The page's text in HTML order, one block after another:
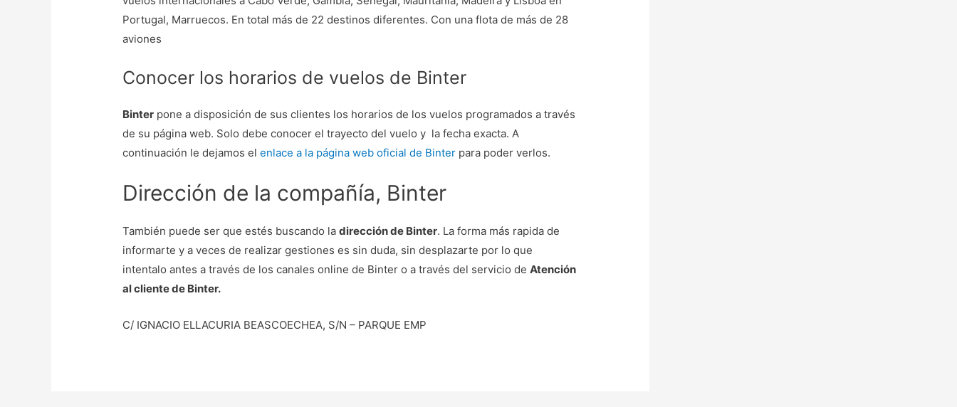
Portugal, Marruecos. En total más de 22 destinos diferentes. Con una flota de más de 28
aviones
Conocer los horarios de vuelos de Binter
Binter pone a disposición de sus clientes los horarios de los vuelos programados a través
de su página web. Solo debe conocer el trayecto del vuelo y la fecha exacta. A
continuación le dejamos elenlace a la página web oficial de Binter para poder verlos.
Dirección de la compañía, Binter
También puede ser que estés buscando ladirección de Binter. La forma más rapida de
informarte y a veces de realizar gestiones es sin duda, sin desplazarte por lo que
intentalo antes a través de los canales online de Binter o a través del servicio deAtención
al cliente de Binter.
C/ IGNACIO ELLACURIA BEASCOECHEA, S/N – PARQUE EMP